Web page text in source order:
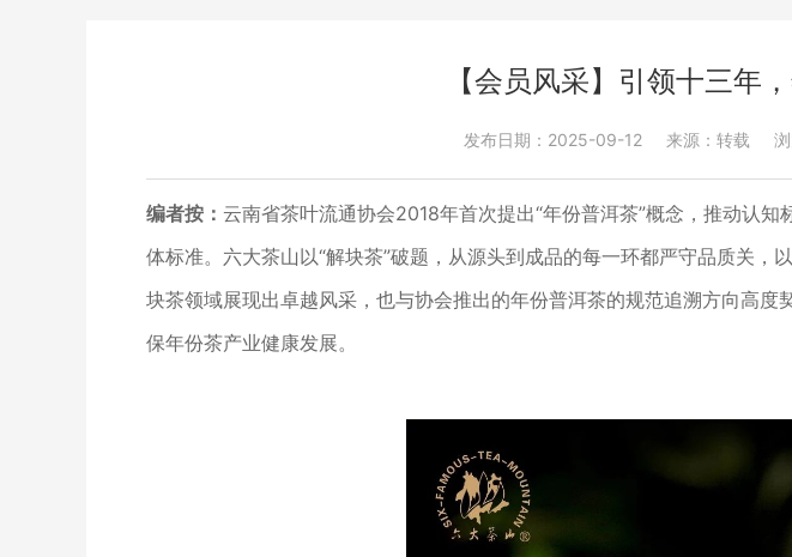
【会员风采】引领十三年
发布日期：2025-09-12 来源：转载
编者按： 云南省茶叶流通协会2018年首次提出“年份普洱茶”概念，推动认
体标准。六大茶山以“解块茶”破题，从源头到成品的每一环都严守品质关，以
块茶领域展现出卓越风采，也与协会推出的年份普洱茶的规范追溯方向高
保年份茶产业健康发展。